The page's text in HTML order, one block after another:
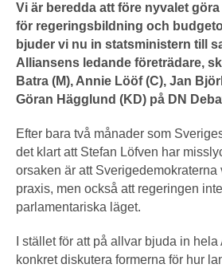
Vi är beredda att före nyvalet
för regeringsbildning och
bjuder vi nu in statsministern till
Alliansens ledande företrädare,
Batra (M), Annie Lööf (C), Jan
Göran Hägglund (KD) på DN
Efter bara två månader som
det klart att Stefan Löfven har
orsaken är att Sverigedemokraterna
praxis, men också att regeringen
parlamentariska läget.
I stället för att på allvar bjuda in
konkret diskutera formerna för hur